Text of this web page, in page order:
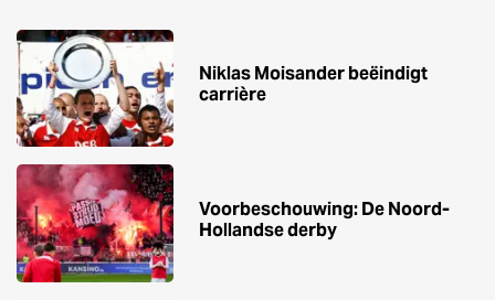
Niklas Moisander beëindigt
carrière
Voorbeschouwing: De Noord-
Hollandse derby